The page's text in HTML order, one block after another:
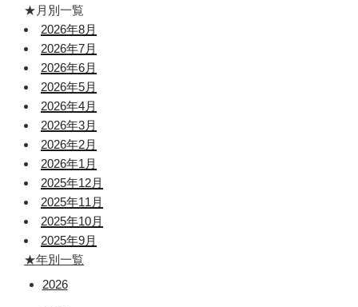
★月別一覧
2026年8月
2026年7月
2026年6月
2026年5月
2026年4月
2026年3月
2026年2月
2026年1月
2025年12月
2025年11月
2025年10月
2025年9月
★年別一覧
2026